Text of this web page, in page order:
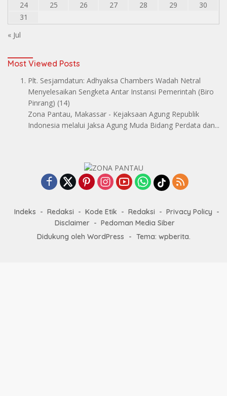
24
25 26 27 28 29
30
31
« Jul
Most Viewed Posts
Plt. Sesjamdatun: Adhyaksa Chambers Wadah Netral
Menyelesaikan Sengketa Antar Instansi Pemerintah (Biro
Pinrang) (14)
Zona Pantau, Makassar - Kejaksaan Agung Republik
Indonesia melalui Jaksa Agung Muda Bidang Perdata dan...
Indeks Redaksi Kode Etik Redaksi
Privacy Policy
Disclaimer
Pedoman Media Siber
Didukung oleh WordPress
- Tema: wpberita.